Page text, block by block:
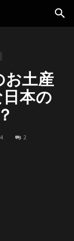
お土産
本の
2